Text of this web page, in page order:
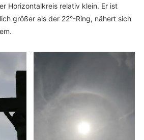
Horizontalkreis relativ klein. Er ist
größer als der 22°-Ring, nähert sich